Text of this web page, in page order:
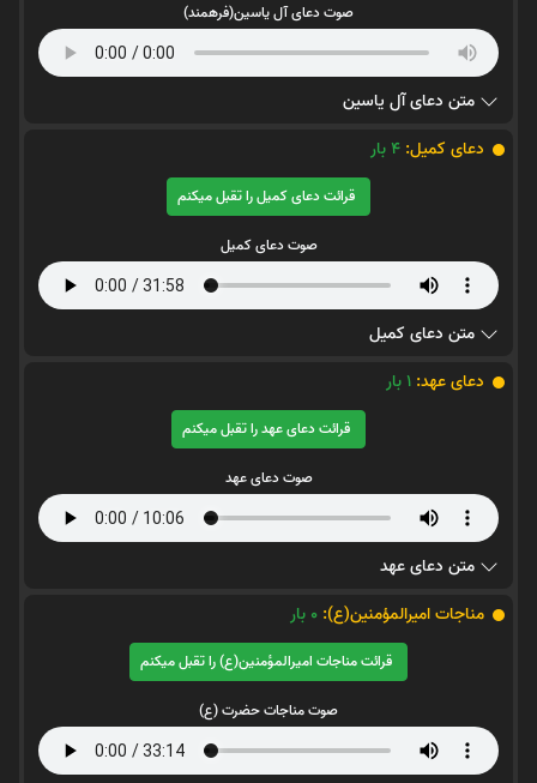
صوت دعای آل یاسین(فرهمند)
متن دعای آل یاسین
دعای کمیل: 4بار
قرائت دعای کمیل را تقبل میکنم
صوت دعای کمیل
متن دعای کمیل
دعای عهد: 1بار
قرائت دعای عهد را تقبل میکنم
صوت دعای عهد
متن دعای عهد
مناجات اميرالمؤمنين(ع): 0 بار
قرائت مناجات اميرالمؤمنين(ع) را تقبل میکنم
صوت مناجات حضرت (ع)